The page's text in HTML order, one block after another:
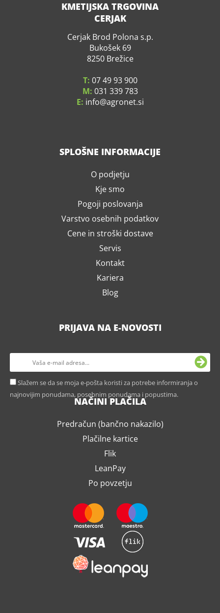
KMETIJSKA TRGOVINA
CERJAK
Cerjak Brod Polona s.p.
Bukošek 69
8250 Brežice
T: 07 49 93 900
M: 031 339 783
E: info agronet.si
SPLOŠNE INFORMACIJE
O podjetju
Kje smo
Pogoji poslovanja
Varstvo osebnih podatkov
Cene in stroški dostave
Servis
Kontakt
Kariera
Blog
PRIJAVA NA E-NOVOSTI
Slažem se da se moja e-pošta koristi za potrebe informiranja o
najnovijim ponudama, posebnim ponudama i popustima.
NAČINI PLAČILA
Predračun (bančno nakazilo)
Plačilne kartice
Flik
LeanPay
Po povzetju